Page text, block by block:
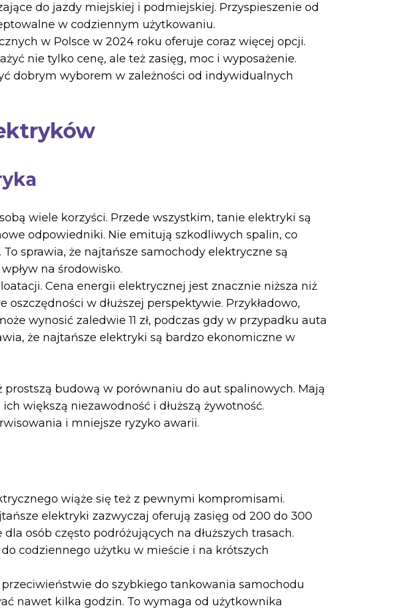
do jazdy miejskiej i podmiejskiej. Przyspieszenie od
w codziennym użytkowaniu.
w Polsce w 2024 roku oferuje coraz więcej opcji.
nie tylko cenę, ale też zasięg, moc i wyposażenie.
dobrym wyborem w zależności od indywidualnych
wiele korzyści. Przede wszystkim, tanie elektryki są
odpowiedniki. Nie emitują szkodliwych spalin, co
sprawia, że najtańsze samochody elektryczne są
na środowisko.
Cena energii elektrycznej jest znacznie niższa niż
w dłuższej perspektywie. Przykładowo,
wynosić zaledwie 11 zł, podczas gdy w przypadku auta
że najtańsze elektryki są bardzo ekonomiczne w
budową w porównaniu do aut spalinowych. Mają
większą niezawodność i dłuższą żywotność.
i mniejsze ryzyko awarii.
wiąże się też z pewnymi kompromisami.
elektryki zazwyczaj oferują zasięg od 200 do 300
osób często podróżujących na dłuższych trasach.
codziennego użytku w mieście i na krótszych
do szybkiego tankowania samochodu
nawet kilka godzin. To wymaga od użytkownika